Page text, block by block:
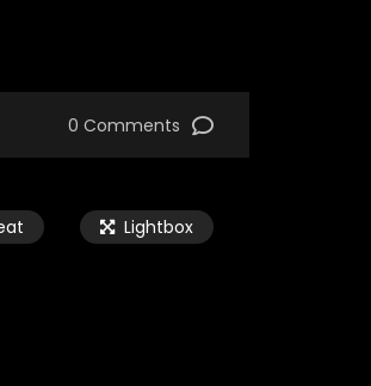
0 Comments
Lightbox